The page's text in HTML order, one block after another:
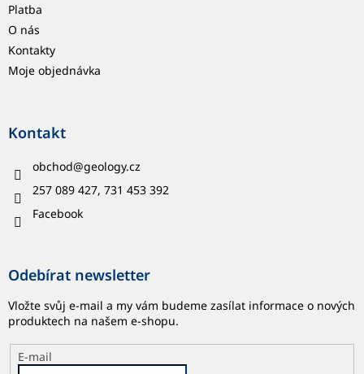
Platba
O nás
Kontakty
Moje objednávka
Kontakt
obchod@geology.cz
257 089 427, 731 453 392
Facebook
Odebírat newsletter
Vložte svůj e-mail a my vám budeme zasílat informace o nových
produktech na našem e-shopu.
E-mail